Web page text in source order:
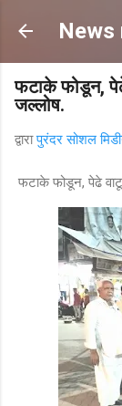
News
फटाके फोडून,
जल्लोष.
द्वारापुरंदर सोशल
फटाके फोडून, पेढे